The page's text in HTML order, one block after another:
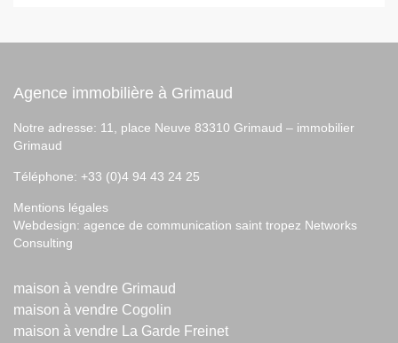
Agence immobilière à Grimaud
Notre adresse: 11, place Neuve 83310 Grimaud – immobilier
Grimaud
Téléphone: +33 (0)4 94 43 24 25
Mentions légales
Webdesign: agence de communication saint tropez Networks
Consulting
maison à vendre Grimaud
maison à vendre Cogolin
maison à vendre La Garde Freinet